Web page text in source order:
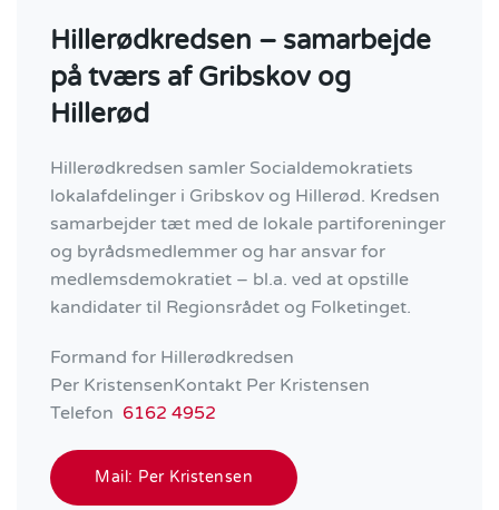
Hillerødkredsen – samarbejde
på tværs af Gribskov og
Hillerød
Hillerødkredsen samler Socialdemokratiets
lokalafdelinger i Gribskov og Hillerød. Kredsen
samarbejder tæt med de lokale partiforeninger
og byrådsmedlemmer og har ansvar for
medlemsdemokratiet – bl.a. ved at opstille
kandidater til Regionsrådet og Folketinget.
Formand for Hillerødkredsen
Per KristensenKontakt Per Kristensen
Telefon 6162 4952
Mail: Per Kristensen